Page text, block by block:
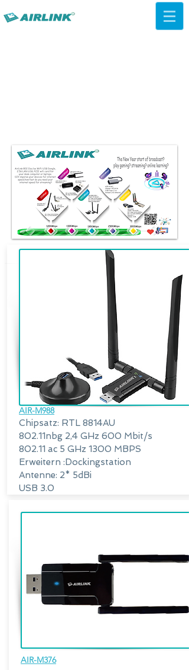
AIR-M988
Chipsatz: RTL 8814AU
802.11nbg 2,4 GHz 600 Mbit/s
802.11 ac 5 GHz 1300 MBPS
Erweitern :Dockingstation
Antenne: 2* 5dBi
USB 3.0
AIR-M376